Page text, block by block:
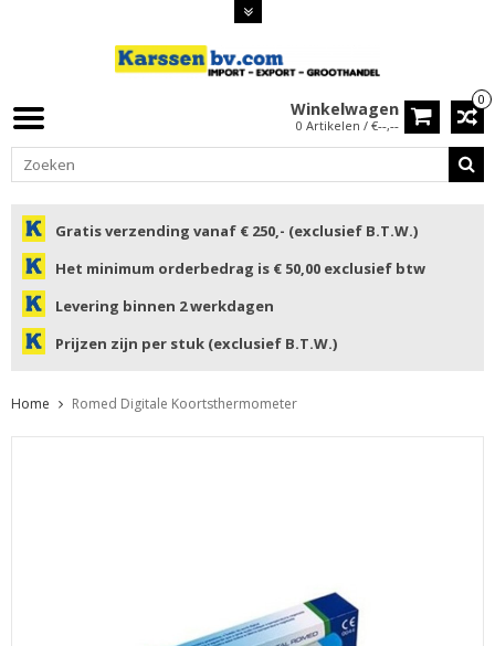
0
Winkelwagen
0 Artikelen / €--,--
Gratis verzending vanaf € 250,- (exclusief B.T.W.)
Het minimum orderbedrag is € 50,00 exclusief btw
Levering binnen 2 werkdagen
Prijzen zijn per stuk (exclusief B.T.W.)
Home Romed Digitale Koortsthermometer